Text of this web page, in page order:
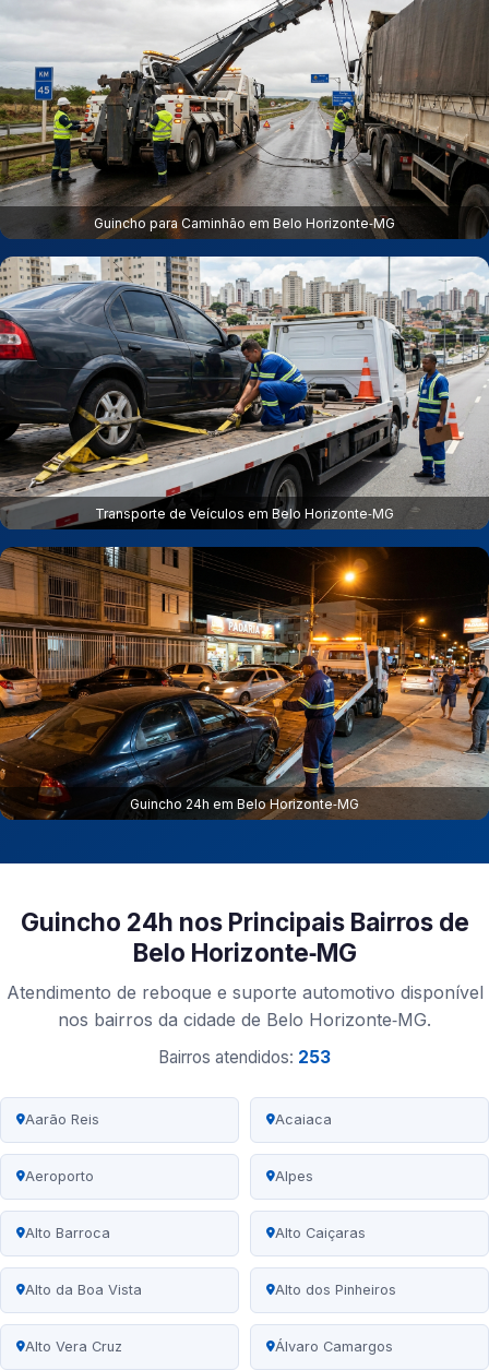
Guincho para Caminhão em Belo Horizonte‑MG
Transporte de Veículos em Belo Horizonte‑MG
Guincho 24h em Belo Horizonte‑MG
Guincho 24h nos Principais Bairros de
Belo Horizonte‑MG
Atendimento de reboque e suporte automotivo disponível
nos bairros da cidade de Belo Horizonte‑MG.
Bairros atendidos: 253
Aarão Reis Acaiaca
Aeroporto Alpes
Alto Barroca Alto Caiçaras
Alto da Boa Vista Alto dos Pinheiros
Alto Vera Cruz Álvaro Camargos